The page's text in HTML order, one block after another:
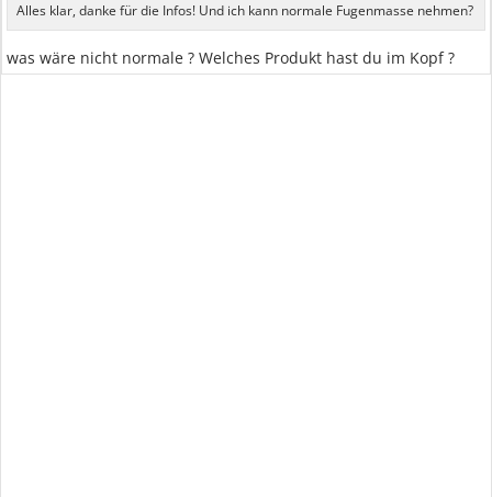
Alles klar, danke für die Infos! Und ich kann normale Fugenmasse nehmen?
was wäre nicht normale ? Welches Produkt hast du im Kopf ?